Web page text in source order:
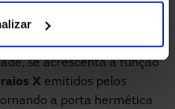
com chumbo que
pelo que, para além
se acrescenta a função
X emitidos pelos
a porta hermética